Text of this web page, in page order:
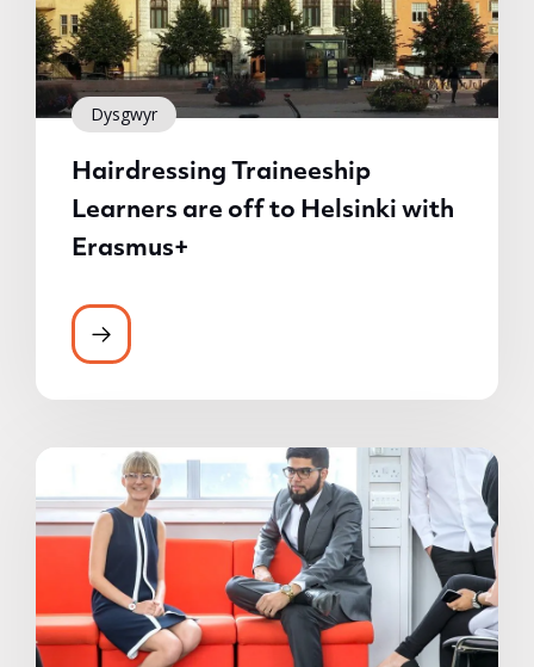
Dysgwyr
Hairdressing Traineeship
Learners are off to Helsinki with
Erasmus+